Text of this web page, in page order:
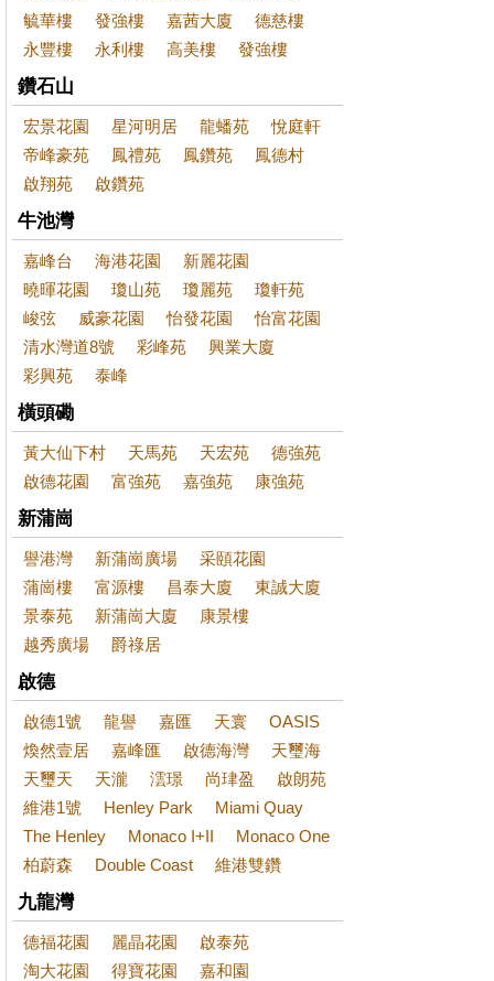
毓華樓
發強樓 嘉茜大廈
德慈樓
永豐樓
永利樓 高美樓 發強樓
鑽石山
宏景花園 星河明居 龍蟠苑
悅庭軒
帝峰豪苑
鳳禮苑 鳳鑽苑
鳳德村
啟翔苑
啟鑽苑
牛池灣
嘉峰台 海港花園
新麗花園
曉暉花園
瓊山苑 瓊麗苑
瓊軒苑
峻弦
威豪花園 怡發花園
怡富花園
清水灣道8號
彩峰苑
興業大廈
彩興苑
泰峰
橫頭磡
黃大仙下村 天馬苑 天宏苑
德強苑
啟德花園
富強苑 嘉強苑 康強苑
新蒲崗
譽港灣 新蒲崗廣場
采頤花園
蒲崗樓
富源樓 昌泰大廈
東誠大廈
景泰苑
新蒲崗大廈
康景樓
越秀廣場
爵祿居
啟德
啟德1號 龍譽 嘉匯 天寰
OASIS
煥然壹居
嘉峰匯 啟德海灣
天璽海
天璽天
天瀧 澐璟 尚珒盈
啟朗苑
維港1號
Henley Park
Miami Quay
The Henley
Monaco I+II
Monaco One
柏蔚森
Double Coast 維港雙鑽
九龍灣
德福花園 麗晶花園
啟泰苑
淘大花園
得寶花園 嘉和園